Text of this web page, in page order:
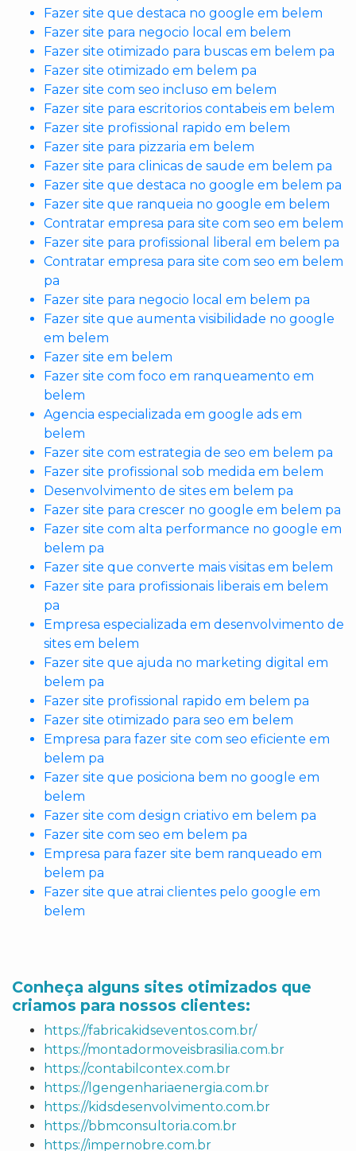
Fazer site que destaca no google em belem
Fazer site para negocio local em belem
Fazer site otimizado para buscas em belem pa
Fazer site otimizado em belem pa
Fazer site com seo incluso em belem
Fazer site para escritorios contabeis em belem
Fazer site profissional rapido em belem
Fazer site para pizzaria em belem
Fazer site para clinicas de saude em belem pa
Fazer site que destaca no google em belem pa
Fazer site que ranqueia no google em belem
Contratar empresa para site com seo em belem
Fazer site para profissional liberal em belem pa
Contratar empresa para site com seo em belem
pa
Fazer site para negocio local em belem pa
Fazer site que aumenta visibilidade no google
em belem
Fazer site em belem
Fazer site com foco em ranqueamento em
belem
Agencia especializada em google ads em
belem
Fazer site com estrategia de seo em belem pa
Fazer site profissional sob medida em belem
Desenvolvimento de sites em belem pa
Fazer site para crescer no google em belem pa
Fazer site com alta performance no google em
belem pa
Fazer site que converte mais visitas em belem
Fazer site para profissionais liberais em belem
pa
Empresa especializada em desenvolvimento de
sites em belem
Fazer site que ajuda no marketing digital em
belem pa
Fazer site profissional rapido em belem pa
Fazer site otimizado para seo em belem
Empresa para fazer site com seo eficiente em
belem pa
Fazer site que posiciona bem no google em
belem
Fazer site com design criativo em belem pa
Fazer site com seo em belem pa
Empresa para fazer site bem ranqueado em
belem pa
Fazer site que atrai clientes pelo google em
belem
Conheça alguns sites otimizados que
criamos para nossos clientes:
https://fabricakidseventos.com.br/
https://montadormoveisbrasilia.com.br
https://contabilcontex.com.br
https://lgengenhariaenergia.com.br
https://kidsdesenvolvimento.com.br
https://bbmconsultoria.com.br
https://impernobre.com.br